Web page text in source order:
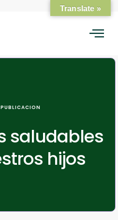
saludables
hijos
Translate »